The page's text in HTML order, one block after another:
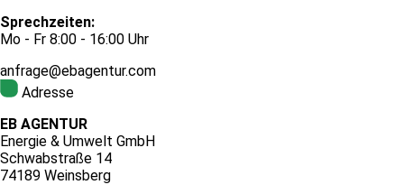
Sprechzeiten:
Mo - Fr 8:00 - 16:00 Uhr
anfrage@ebagentur.com
Adresse
EB AGENTUR
Energie & Umwelt GmbH
Schwabstraße 14
74189 Weinsberg